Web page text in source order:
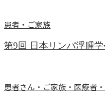
患者・ご家族
第9回 日本リンパ浮腫
患者さん・ご家族・医療者